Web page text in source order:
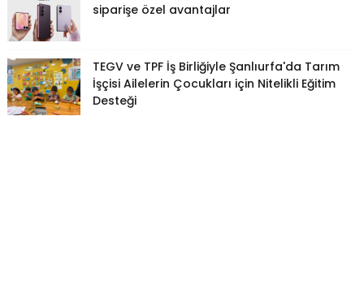
siparişe özel avantajlar
TEGV ve TPF İş Birliğiyle Şanlıurfa'da Tarım
İşçisi Ailelerin Çocukları için Nitelikli Eğitim
Desteği